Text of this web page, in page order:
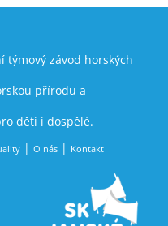
týmový závod horských
přírodu a
děti i dospělé.
O nás Kontakt